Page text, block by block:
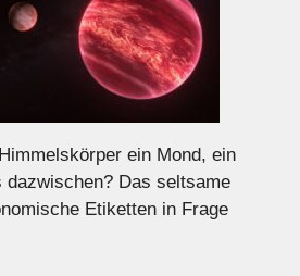
ein Mond, ein
dazwischen? Das seltsame
Etiketten in Frage